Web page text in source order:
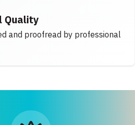
Quality
and proofread by professional